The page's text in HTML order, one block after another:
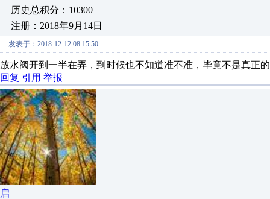
历史总积分：10300
注册：2018年9月14日
发表于：2018-12-12 08:15:50
放水阀开到一半在弄，到时候也不知道准不准，毕竟不是真正
回复 引用 举报
启